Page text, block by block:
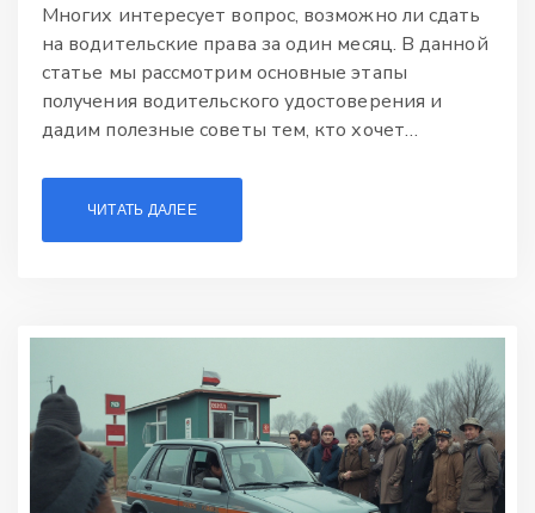
Многих интересует вопрос, возможно ли сдать
на водительские права за один месяц. В данной
статье мы рассмотрим основные этапы
получения водительского удостоверения и
дадим полезные советы тем, кто хочет
которые предъявляются к ученикам, и выясним,
реально ли уложиться в такие сжатые сроки.
Читайте дальше, чтобы получить ценные
ЧИТАТЬ ДАЛЕЕ